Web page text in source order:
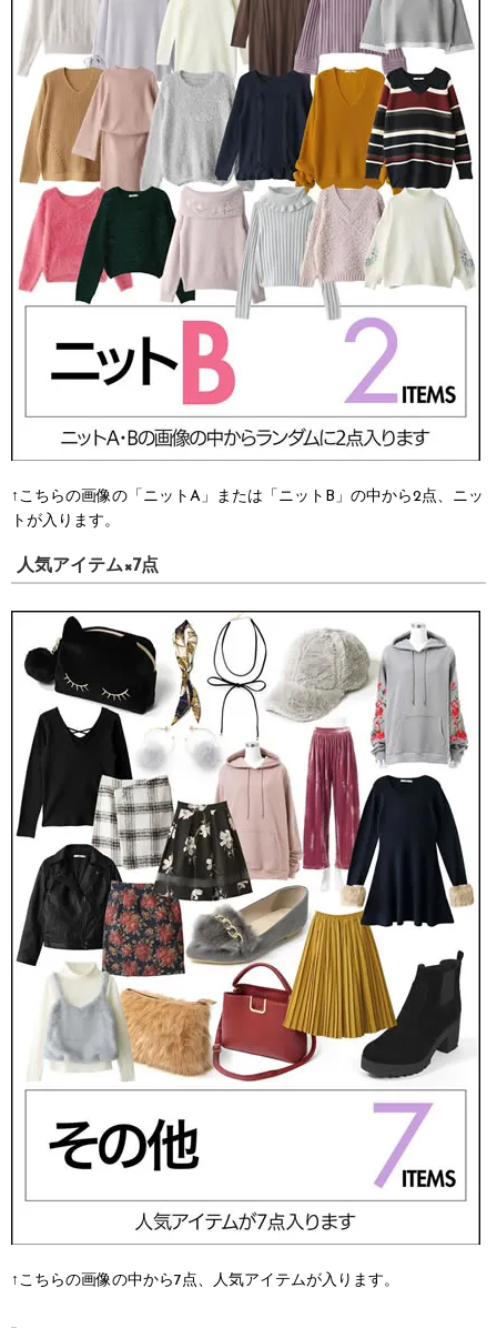
↑こちらの画像の「ニットA」または「ニットB」の中から2点、ニッ
トが入ります。
人気アイテム×7点
↑こちらの画像の中から7点、人気アイテムが入ります。